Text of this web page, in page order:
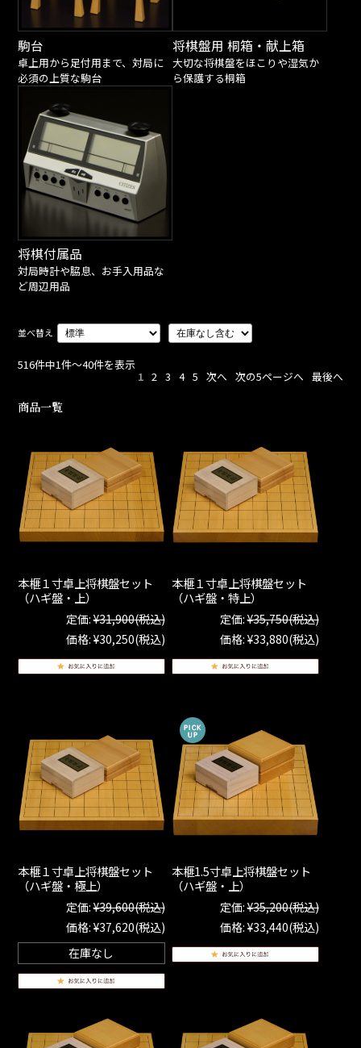
駒台
卓上用から足付用まで、対局に
必須の上質な駒台
将棋盤用 桐箱・献上箱
大切な将棋盤をほこりや湿気か
ら保護する桐箱
将棋付属品
対局時計や脇息、お手入用品な
ど周辺用品
516件中1件～40件を表示
1 2 3 4 5 次へ 次の5ページへ 最後へ
商品一覧
本榧１寸卓上将棋盤セット
（ハギ盤・上）
定価:¥31,900(税込)
価格: ¥30,250(税込)
本榧１寸卓上将棋盤セット
（ハギ盤・特上）
定価:¥35,750(税込)
価格: ¥33,880(税込)
本榧１寸卓上将棋盤セット
（ハギ盤・極上）
定価:¥39,600(税込)
価格: ¥37,620(税込)
在庫なし
本榧1.5寸卓上将棋盤セット
（ハギ盤・上）
定価:¥35,200(税込)
価格: ¥33,440(税込)